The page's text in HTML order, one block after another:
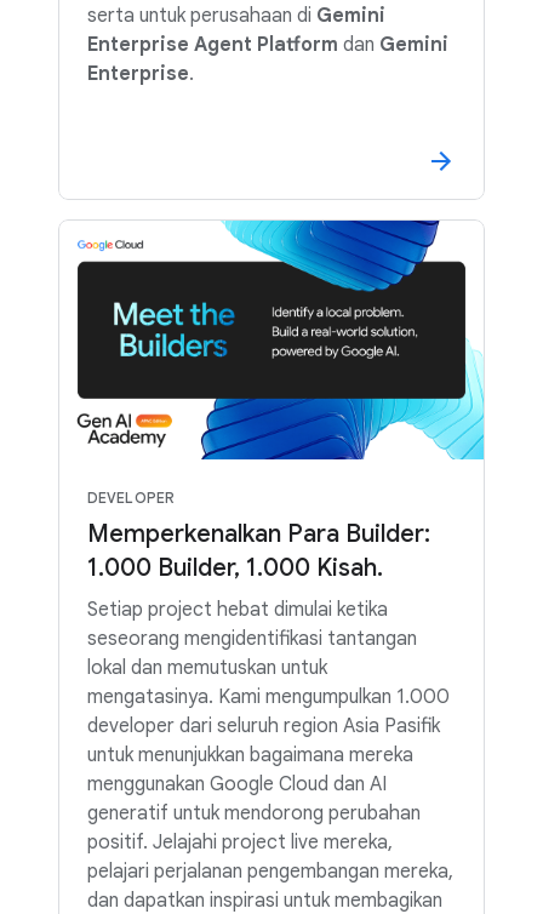
serta untuk perusahaan di Gemini
Enterprise Agent Platform dan Gemini
Enterprise.
DEVELOPER
Memperkenalkan Para Builder:
1.000 Builder, 1.000 Kisah.
Setiap project hebat dimulai ketika
seseorang mengidentifikasi tantangan
lokal dan memutuskan untuk
mengatasinya. Kami mengumpulkan 1.000
developer dari seluruh region Asia Pasifik
untuk menunjukkan bagaimana mereka
menggunakan Google Cloud dan AI
generatif untuk mendorong perubahan
positif. Jelajahi project live mereka,
pelajari perjalanan pengembangan mereka,
dan dapatkan inspirasi untuk membagikan